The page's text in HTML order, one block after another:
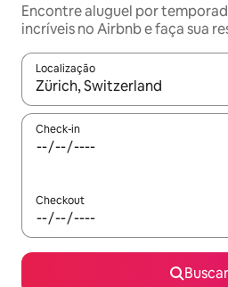
Encontre aluguel por
incríveis no Airbnb e faça sua
Localização
Quando os resultados
Check-in
Checkout
Buscar